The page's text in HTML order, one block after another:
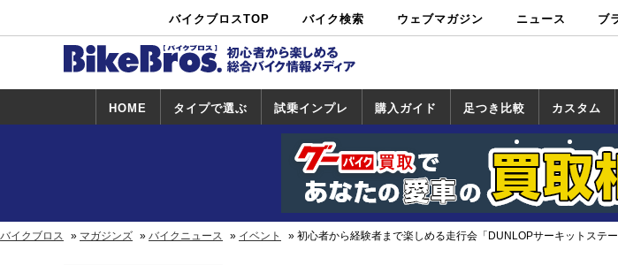
バイクブロスTOP バイク検索
中古バイ
ク・新車検
カタログ検
索
ショップ検
索
ウェブマガジン ニュース ブ
HOME タイプで選ぶ 試乗インプレ
試乗インプレ
一覧
ホンダ
ヤマハ
スズキ
カワサキ
ハーレー
BMW
トライアンフ
ドゥカティ
購入ガイド
一覧
足つき比較 カスタム
カスタム
一覧
ホンダ
ヤマハ
スズキ
カワサキ
道の
ツー
日本
国道め
林道
バイクブロス マガジンズ バイクニュース イベント 初心者から経験者まで楽しめる走行会「DUNLOPサーキットステ